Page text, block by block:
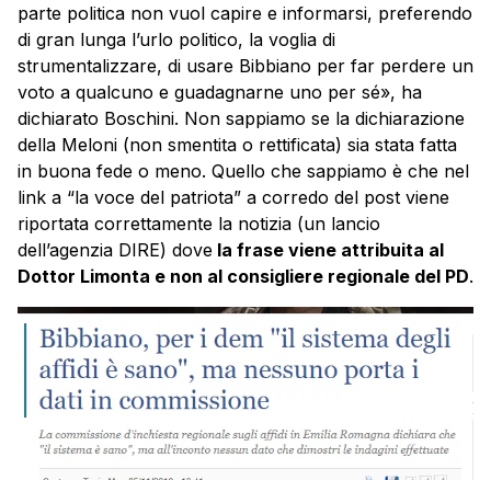
parte politica non vuol capire e informarsi, preferendo
di gran lunga l’urlo politico, la voglia di
strumentalizzare, di usare Bibbiano per far perdere un
voto a qualcuno e guadagnarne uno per sé», ha
dichiarato Boschini. Non sappiamo se la dichiarazione
della Meloni (non smentita o rettificata) sia stata fatta
in buona fede o meno. Quello che sappiamo è che nel
link a “la voce del patriota” a corredo del post viene
riportata correttamente la notizia (un lancio
dell’agenzia DIRE) dove la frase viene attribuita al
Dottor Limonta e non al consigliere regionale del PD.